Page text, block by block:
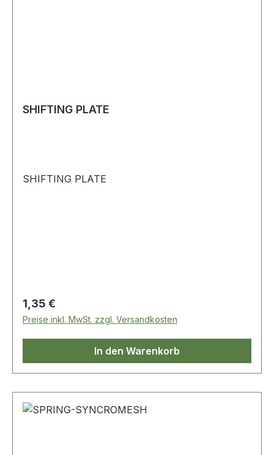
SHIFTING PLATE
SHIFTING PLATE
Regulärer Preis:
1,35 €
Preise inkl. MwSt. zzgl. Versandkosten
In den Warenkorb